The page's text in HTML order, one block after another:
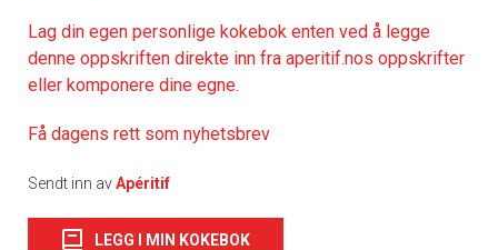
Lag din egen personlige kokebok enten ved å legge
denne oppskriften direkte inn fra aperitif.nos oppskrifter
eller komponere dine egne.
Få dagens rett som nyhetsbrev
Sendt inn avApéritif
LEGG I MIN KOKEBOK